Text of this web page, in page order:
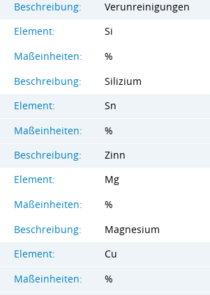
Beschreibung:
Verunreinigungen
Element:
Si
Maßeinheiten:
%
Beschreibung:
Silizium
Element:
Sn
Maßeinheiten:
%
Beschreibung:
Zinn
Element:
Mg
Maßeinheiten:
%
Beschreibung:
Magnesium
Element:
Cu
Maßeinheiten:
%